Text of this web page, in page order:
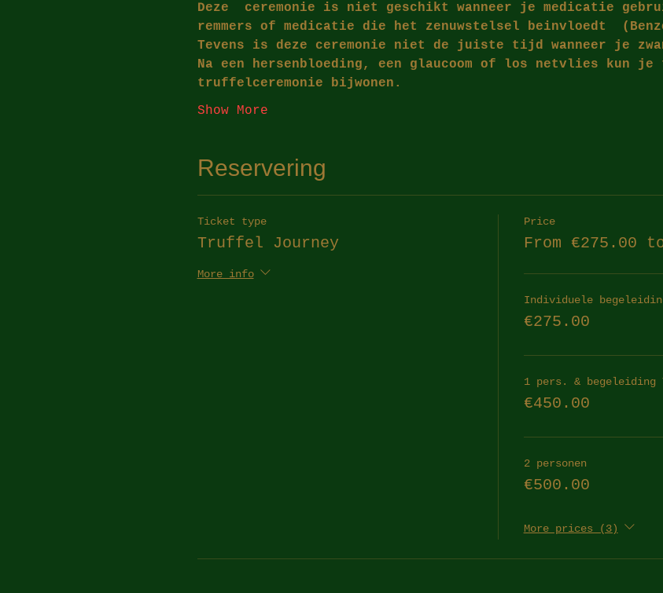
Deze  ceremonie is niet geschikt wanneer je medicatie
remmers of medicatie die het zenuwstelsel beinvloedt
Tevens is deze ceremonie niet de juiste tijd wanneer je
Na een hersenbloeding, een glaucoom of los netvlies kun je
truffelceremonie bijwonen.
Show More
Reservering
Ticket type
Truffel Journey
More info
Price
From €275.00
Individuele
€275.00
1 pers. & begeleiding
€450.00
2 personen
€500.00
More prices (3)